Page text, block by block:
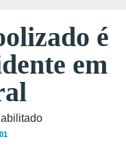
é
em